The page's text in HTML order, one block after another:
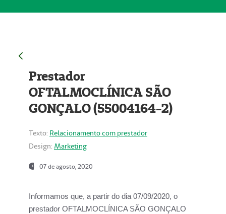
Prestador
OFTALMOCLÍNICA SÃO
GONÇALO (55004164-2)
Texto: Relacionamento com prestador
Design: Marketing
07 de agosto, 2020
Informamos que, a partir do dia07/09/2020, o
prestador OFTALMOCLÍNICA SÃO GONÇALO